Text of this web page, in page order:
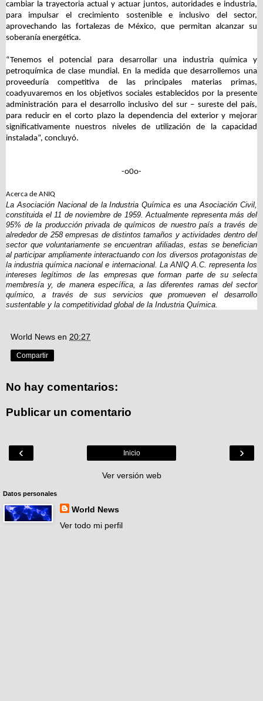
cambiar la trayectoria actual y actuar juntos, autoridades e industria,
para impulsar el crecimiento sostenible e inclusivo del sector,
aprovechando las fortalezas de México, que permitan alcanzar su
soberanía energética.
“Tenemos el potencial para desarrollar una industria química y
petroquímica de clase mundial. En la medida que desarrollemos una
proveeduría competitiva de las principales materias primas,
coadyuvaremos en los objetivos sociales establecidos por la presente
administración para el desarrollo inclusivo del sur – sureste del país,
para reducir en el corto plazo la dependencia del exterior y mejorar
significativamente nuestros niveles de utilización de la capacidad
instalada”, concluyó.
-o0o-
Acerca de ANIQ
La Asociación Nacional de la Industria Química es una Asociación Civil,
constituida el 11 de noviembre de 1959. Actualmente representa más del
95% de la producción privada de químicos de nuestro país a través de
alrededor de 258 empresas de distintos tamaños y actividades dentro del
sector que voluntariamente se encuentran afiliadas, estas se benefician
al participar ampliamente interactuando con los diversos protagonistas de
la industria química nacional e internacional. La ANIQ A.C. representa los
intereses legítimos de las empresas que forman parte de su selecta
membresía y, de manera específica, a las diferentes ramas del sector
químico, a través de sus servicios que promueven el desarrollo
sustentable y la competitividad global de la Industria Química.
World News en 20:27
Compartir
No hay comentarios:
Publicar un comentario
‹ ›
Inicio
Ver versión web
Datos personales
World News
Ver todo mi perfil